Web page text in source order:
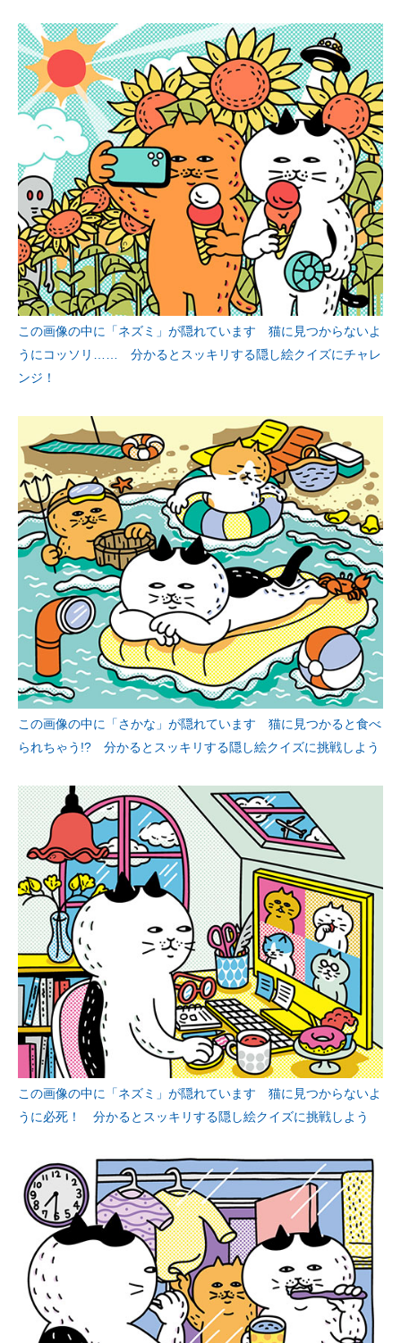
この画像の中に「ネズミ」が隠れています 猫に見つからないよ
うにコッソリ…… 分かるとスッキリする隠し絵クイズにチャレ
ンジ！
この画像の中に「さかな」が隠れています 猫に見つかると食べ
られちゃう!? 分かるとスッキリする隠し絵クイズに挑戦しよう
この画像の中に「ネズミ」が隠れています 猫に見つからないよ
うに必死！ 分かるとスッキリする隠し絵クイズに挑戦しよう